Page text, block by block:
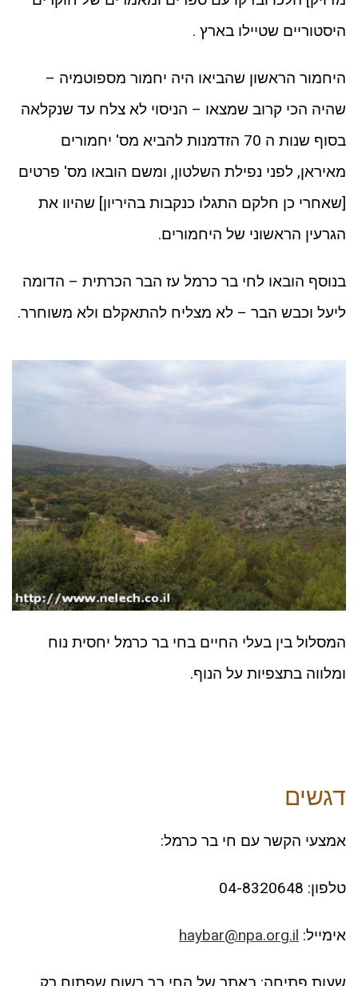
היסטוריים שטיילו בארץ .
היחמור הראשון שהביאו היה יחמור מספוטמיה –
שהיה הכי קרוב שמצאו – הניסוי לא צלח עד שנקלאה
בסוף שנות ה 70 הזדמנות להביא מס' יחמורים
מאיראן, לפני נפילת השלטון, ומשם הובאו מס' פרטים
[שאחרי כן חלקם התגלו כנקבות בהיריון] שהיוו את
הגרעין הראשוני של היחמורים.
בנוסף הובאו לחי בר כרמל עז הבר הכרתית – הדומה
ליעל וכבש הבר – לא מצליח להתאקלם ולא משוחרר.
המסלול בין בעלי החיים בחי בר כרמל יחסית נוח
ומלווה בתצפיות על הנוף.
דגשים
אמצעי הקשר עם חי בר כרמל:
טלפון: ‎04-8320648
אימייל: haybar@npa.org.il